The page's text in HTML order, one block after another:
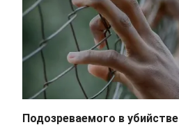
Подозреваемого в убийстве